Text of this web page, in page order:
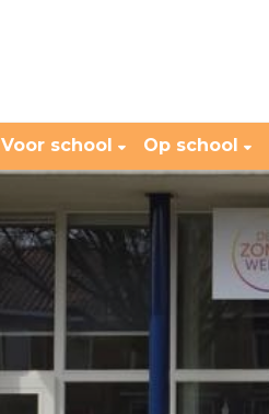
Voor school Op school